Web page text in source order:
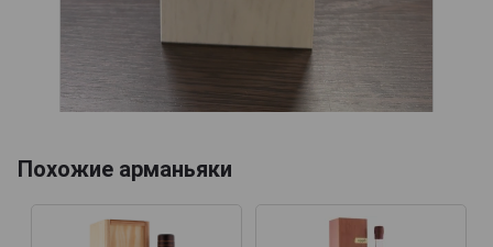
Похожие арманьяки